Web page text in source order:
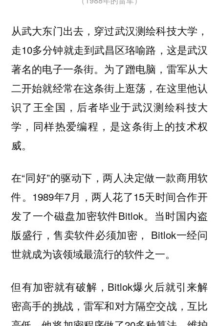
从武大东门出去，穿过武汉测绘科技大学，
走10多分钟就走到武昌区珞喻路，这是武汉
著名的电子一条街。为了蹭电脑，雷军从大
二开始就经常在这条街上逛荡，在这里他认
识了王全国，后者毕业于武汉测绘科技大
学，同样热爱编程，是这条街上的技术权
威。
在“同好”的驱动下，两人决定做一款商用软
件。1989年7月，两人花了15天时间合作开
发了一个磁盘加密软件Bitlok。当时国内盗
版盛行，售卖软件必须加密， Bitlok一经问
世就成为该领域最流行的软件之一。
但有加密就有破解，Bitlok爆火后就引来解
密高手的挑战，雷军和对方隔空交战，互比